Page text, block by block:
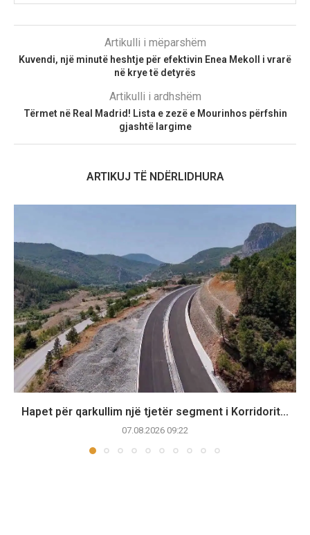
Artikulli i mëparshëm
Kuvendi, një minutë heshtje për efektivin Enea Mekoll i vrarë
në krye të detyrës
Artikulli i ardhshëm
Tërmet në Real Madrid! Lista e zezë e Mourinhos përfshin
gjashtë largime
ARTIKUJ TË NDËRLIDHURA
Hapet për qarkullim një tjetër segment i Korridorit...
07.08.2026 09:22